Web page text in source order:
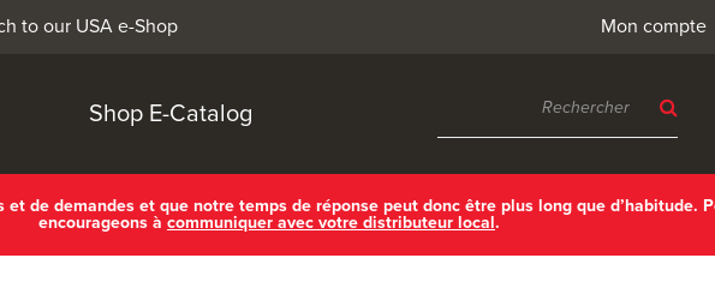
to our USA e-Shop Mon compte
Shop E-Catalog
de demandes et que notre temps de réponse peut donc être plus long que d’habitude.
encourageons à communiquer avec votre distributeur local.